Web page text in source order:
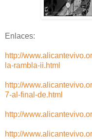
Enlaces:
http://
la-rambla-ii.html
http://
7-al-final-de.html
http://
http://